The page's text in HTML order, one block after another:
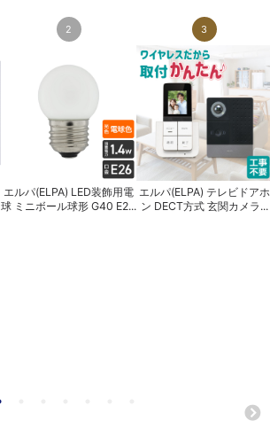
2
エルパ(ELPA) LED装飾用電
球 ミニボール球形 G40 E2...
3
エルパ(ELPA) テレビドアホ
ン DECT方式 玄関カメラ...